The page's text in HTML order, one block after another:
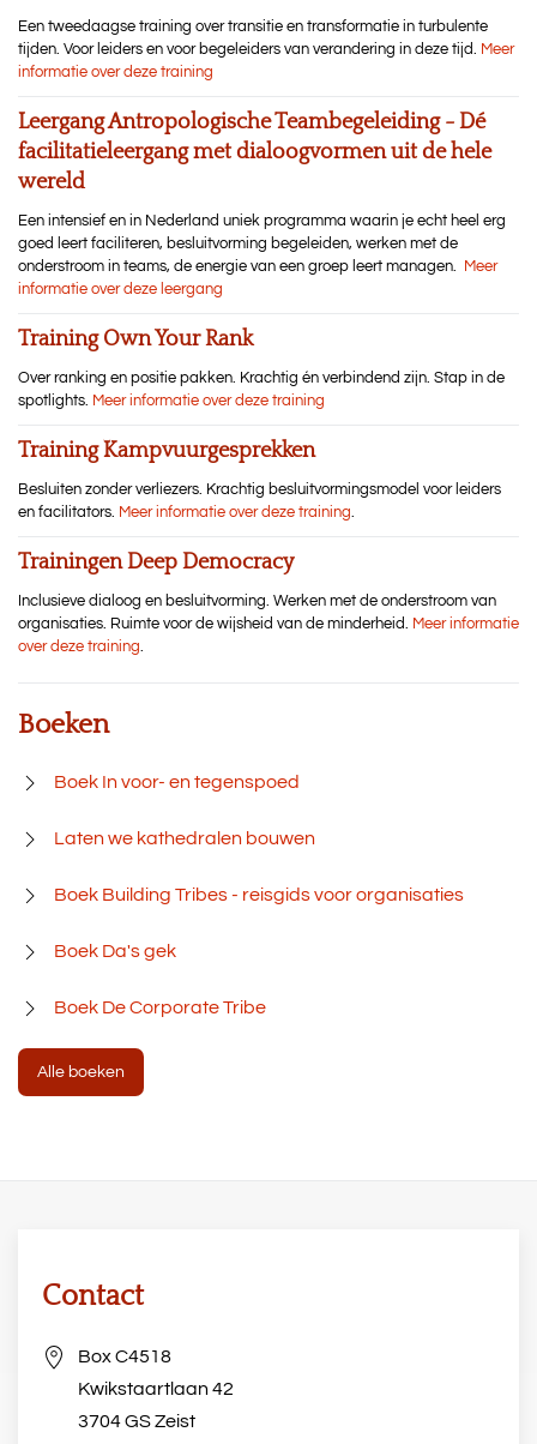
Een tweedaagse training over transitie en transformatie in turbulente
tijden. Voor leiders en voor begeleiders van verandering in deze tijd. Meer
informatie over deze training
Leergang Antropologische Teambegeleiding - Dé
facilitatieleergang met dialoogvormen uit de hele
wereld
Een intensief en in Nederland uniek programma waarin je echt heel erg
goed leert faciliteren, besluitvorming begeleiden, werken met de
onderstroom in teams, de energie van een groep leert managen. Meer
informatie over deze leergang
Training Own Your Rank
Over ranking en positie pakken. Krachtig én verbindend zijn. Stap in de
spotlights. Meer informatie over deze training
Training Kampvuurgesprekken
Besluiten zonder verliezers. Krachtig besluitvormingsmodel voor leiders
en facilitators. Meer informatie over deze training
Trainingen Deep Democracy
Inclusieve dialoog en besluitvorming. Werken met de onderstroom van
organisaties. Ruimte voor de wijsheid van de minderheid. Meer informatie
over deze training
Boeken
Boek In voor- en tegenspoed
Laten we kathedralen bouwen
Boek Building Tribes - reisgids voor organisaties
Boek Da's gek
Boek De Corporate Tribe
Alle boeken
Contact
Box C4518
Kwikstaartlaan 42
3704 GS Zeist